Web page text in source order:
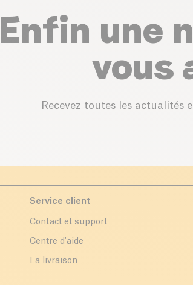
Enfin une
vous
Recevez toutes les actualités
Service client
Contact et support
Centre d'aide
La livraison